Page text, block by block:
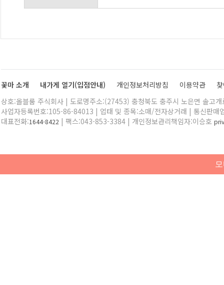
꽃마 소개 내가게 열기(입점안내) 개인정보처리방침 이용약관
상호:올블룸 주식회사 | 도로명주소:(27453) 충청북도 충주시 노은면 솔고
사업자등록번호:105-86-84013 | 업태 및 종목:소매/전자상거래 | 통신판매
대표전화:1644-8422 | 팩스:043-853-3384 | 개인정보관리책임자:이승호